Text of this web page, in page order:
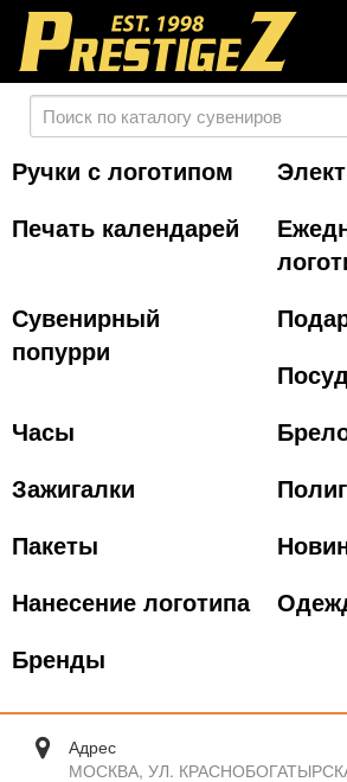
Ручки с логотипом
Печать календарей
Сувенирный
попурри
Часы
Зажигалки
Пакеты
Нанесение логотипа
Бренды
Адрес
МОСКВА, УЛ.